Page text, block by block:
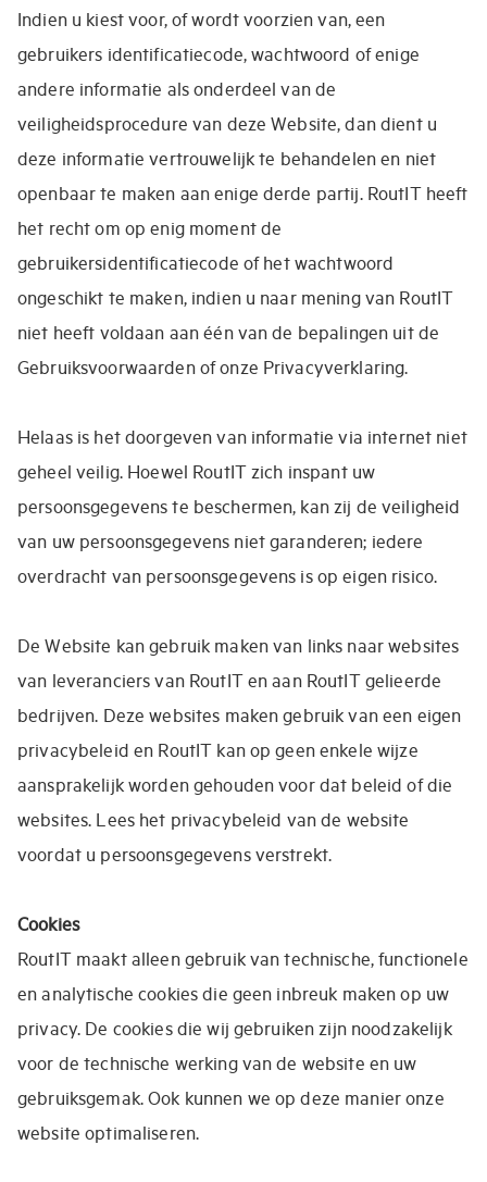
Indien u kiest voor, of wordt voorzien van, een
gebruikers identificatiecode, wachtwoord of enige
andere informatie als onderdeel van de
veiligheidsprocedure van deze Website, dan dient u
deze informatie vertrouwelijk te behandelen en niet
openbaar te maken aan enige derde partij. RoutIT heeft
het recht om op enig moment de
gebruikersidentificatiecode of het wachtwoord
ongeschikt te maken, indien u naar mening van RoutIT
niet heeft voldaan aan één van de bepalingen uit de
Gebruiksvoorwaarden of onze Privacyverklaring.
Helaas is het doorgeven van informatie via internet niet
geheel veilig. Hoewel RoutIT zich inspant uw
persoonsgegevens te beschermen, kan zij de veiligheid
van uw persoonsgegevens niet garanderen; iedere
overdracht van persoonsgegevens is op eigen risico.
De Website kan gebruik maken van links naar websites
van leveranciers van RoutIT en aan RoutIT gelieerde
bedrijven. Deze websites maken gebruik van een eigen
privacybeleid en RoutIT kan op geen enkele wijze
aansprakelijk worden gehouden voor dat beleid of die
websites. Lees het privacybeleid van de website
voordat u persoonsgegevens verstrekt.
Cookies
RoutIT maakt alleen gebruik van technische, functionele
en analytische cookies die geen inbreuk maken op uw
privacy. De cookies die wij gebruiken zijn noodzakelijk
voor de technische werking van de website en uw
gebruiksgemak. Ook kunnen we op deze manier onze
website optimaliseren.